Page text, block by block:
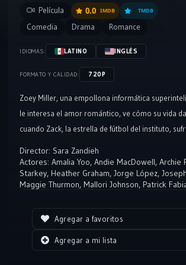
Película 0.0 IMDB TMDB
Comedia Drama Romance
IDIOMAS: LATINO INGLÉS
FORMATO Y CALIDAD: 720P
Zoey Miller, una empollona informática
le interesa el amor romántico, ve cómo su vida
cuando Zack, la estrella de fútbol del instituto,
Director: Sara Zandieh
Actores: Amalia Yoo, Andie MacDowell, Archie
Starkey, Heather Graham, Jorge López,
Maggie Thurmon, Mallori Johnson, Patrick
Agregar a favoritos
Agregar a mi lista